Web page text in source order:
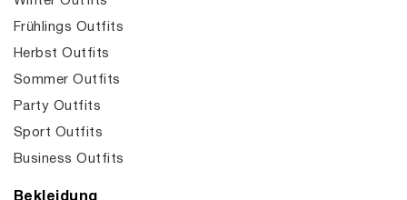
Frühlings Outfits
Herbst Outfits
Sommer Outfits
Party Outfits
Sport Outfits
Business Outfits
Bekleidung